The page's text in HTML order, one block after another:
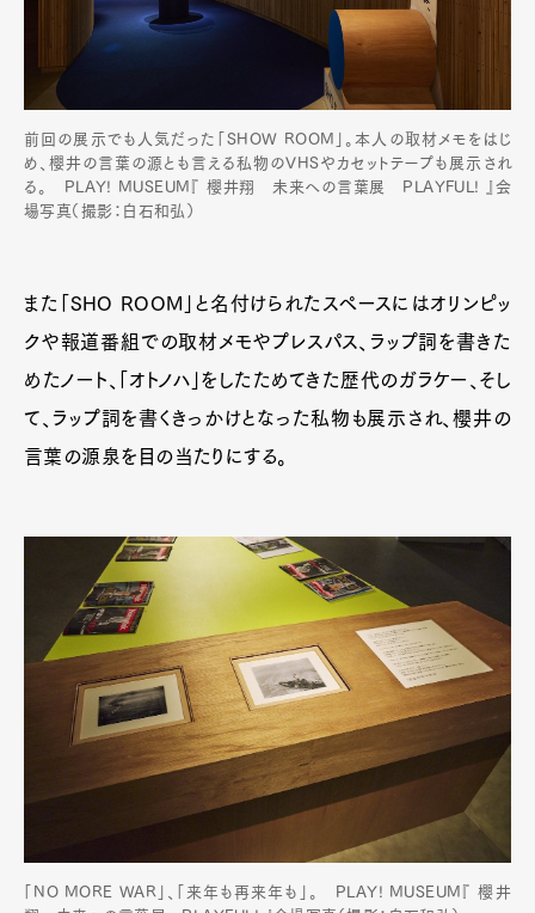
前回の展示でも人気だった「SHOW ROOM」。本人の取材メモをはじ
め、櫻井の言葉の源とも言える私物のVHSやカセットテープも展示され
る。 PLAY! MUSEUM『 櫻井翔 未来への言葉展 PLAYFUL! 』会
場写真（撮影：白石和弘）
また「SHO ROOM」と名付けられたスペースにはオリンピッ
クや報道番組での取材メモやプレスパス、ラップ詞を書きた
めたノート、「オトノハ」をしたためてきた歴代のガラケー、そし
て、ラップ詞を書くきっかけとなった私物も展示され、櫻井の
言葉の源泉を目の当たりにする。
「NO MORE WAR」、「来年も再来年も」。 PLAY! MUSEUM『 櫻井